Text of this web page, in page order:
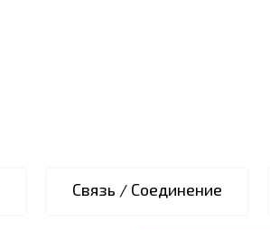
Связь / Соединение